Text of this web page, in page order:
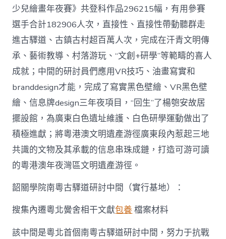
少兒繪畫年夜賽》共登科作品296215幅，有用參賽
選手合計182906人次，直接性、直接性帶動聽群走
進古驛道、古鎮古村超百萬人次，完成在汗青文明傳
承、藝術教導、村落游玩、“文創+研學”等範疇的喜人
成就；中間的研討員們應用VR技巧、油畫寫實和
branddesign才能，完成了寫實黑色壁繪、VR黑色壁
繪、信息牌design三年夜項目，“回生”了楊匏安故居
擺設館，為廣東白色遺址維護、白色研學運動做出了
積極進獻；將粵港澳文明遺產游徑廣東段內惹起三地
共識的文物及其承載的信息串珠成鏈，打造可游可讀
的粵港澳年夜灣區文明遺產游徑。
韶關學院南粵古驛道研討中間（實行基地）：
搜集內遷粵北黌舍相干文獻包養 檔案材料
該中間是粵北首個南粵古驛道研討中間，努力于抗戰